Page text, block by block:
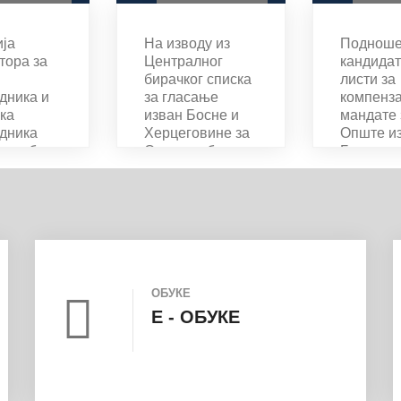
за
и
одбора
изборе
На изводу из
Централног
бирачког списка
за гласање
изван Босне и
Херцеговине за
Опште изборе
2026. године
листи за
мандате
Опште
Босни и
ОБУКЕ
E - ОБУКЕ